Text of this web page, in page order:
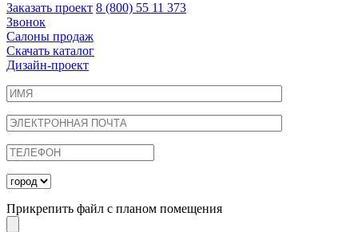
Заказать проект 8 (800) 55 11 373
Звонок
Салоны продаж
Скачать каталог
Дизайн-проект
Прикрепить файл с планом помещения